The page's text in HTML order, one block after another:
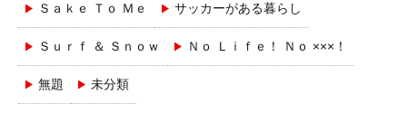
Ｓａｋｅ Ｔｏ Ｍｅ サッカーがある暮らし
Ｓｕｒｆ ＆ Ｓｎｏｗ Ｎｏ Ｌｉｆｅ！ Ｎｏ ×××！
無題 未分類